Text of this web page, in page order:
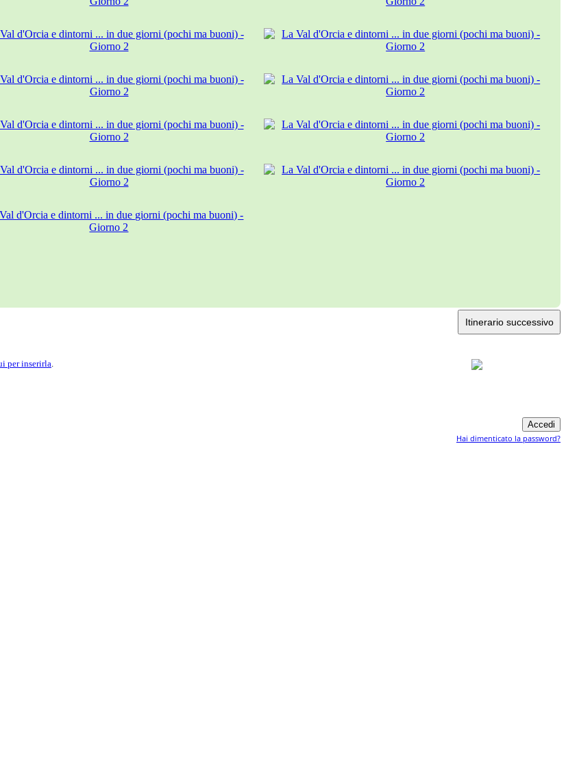
Itinerario successivo
per inserirla.
Hai dimenticato la password?